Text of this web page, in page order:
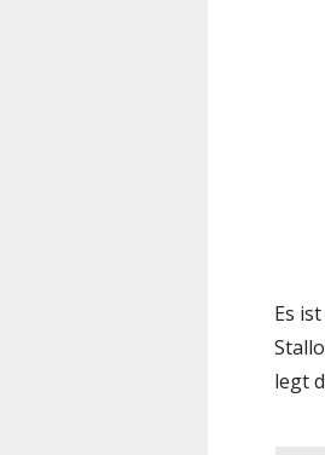
Es
legt